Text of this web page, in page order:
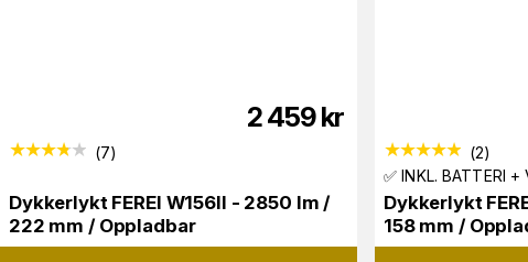
2 459kr
(7)
Dykkerlykt FEREI W156II - 2850 lm /
222 mm / Oppladbar
(2)
✅ INKL. BATTERI +
Dykkerlykt
158 mm /